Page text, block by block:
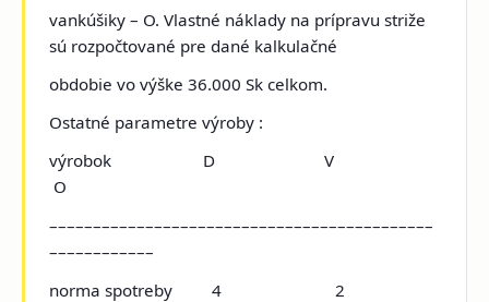
vankúšiky – O. Vlastné náklady na prípravu striže
sú rozpočtované pre dané kalkulačné
obdobie vo výške 36.000 Sk celkom.
Ostatné parametre výroby :
výrobok D V
O
––––––––––––––––––––––––––––––––––––––––––––
––––––––––––
norma spotreby 4 2